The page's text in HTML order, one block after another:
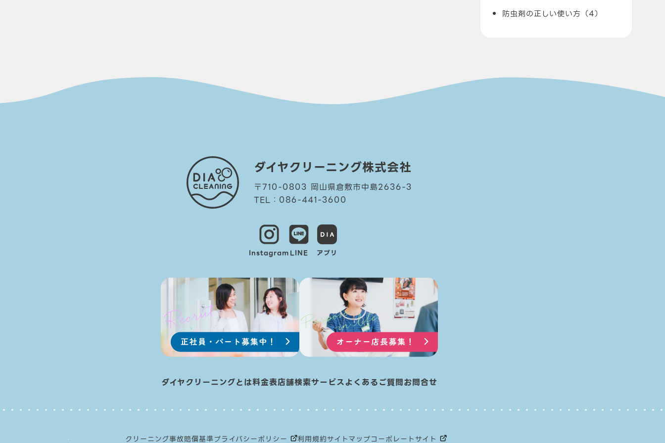
防虫剤の正しい使い方（4）
ダイヤクリーニング株式会社
〒710-0803 岡山県倉敷市中島2636-3
TEL：086-441-3600
InstagramLINE アプリ
ダイヤクリーニングとは料金表店舗検索サービスよくあるご質問お問合せ
クリーニング事故賠償基準プライバシーポリシー 利用規約サイトマップコーポレートサイト